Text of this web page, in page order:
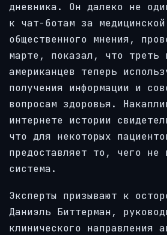
дневника. Он далеко не
к чат-ботам за
общественного мнения,
марте, показал, что треть
американцев теперь
получения информации и
вопросам здоровья.
интернете истории
что для некоторых
предоставляет то, чего не
система.
Эксперты призывают к
Даниэль Биттерман,
клинического направления